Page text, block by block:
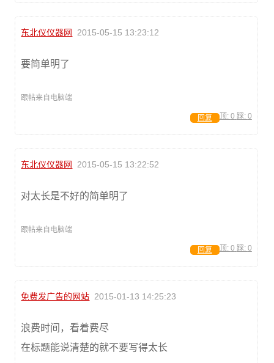
东北仪仪器网 2015-05-15 13:23:12
要简单明了
跟帖来自电脑端
顶: 0 踩: 0
回复
东北仪仪器网 2015-05-15 13:22:52
对太长是不好的简单明了
跟帖来自电脑端
顶: 0 踩: 0
回复
免费发广告的网站 2015-01-13 14:25:23
浪费时间，看着费尽
在标题能说清楚的就不要写得太长